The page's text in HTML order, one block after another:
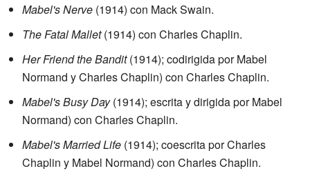
Mabel's Nerve (1914) con Mack Swain.
The Fatal Mallet(1914) con Charles Chaplin.
Her Friend the Bandit(1914); codirigida por Mabel
Normand y Charles Chaplin) con Charles Chaplin.
Mabel's Busy Day(1914); escrita y dirigida por Mabel
Normand) con Charles Chaplin.
Mabel's Married Life (1914); coescrita por Charles
Chaplin y Mabel Normand) con Charles Chaplin.